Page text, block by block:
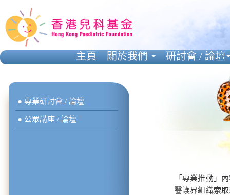
● 專業研討會 / 論壇
● 公眾講座 / 論壇
「專業推動」
醫護界組織索
主頁 關於我們 研討會 / 論壇